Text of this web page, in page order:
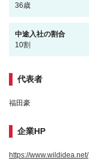
36歳
中途入社の割合
10割
代表者
福田豪
企業HP
https://www.wildidea.net/